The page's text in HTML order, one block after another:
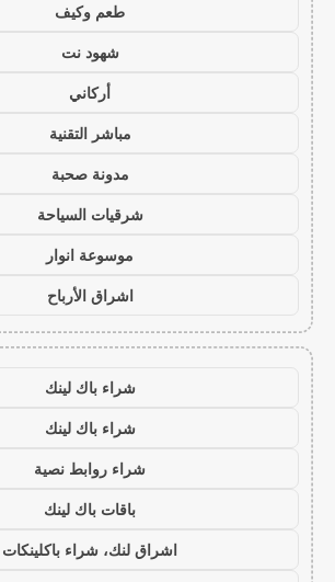
طعم وكيف
شهود نت
أركاني
مباشر التقنية
مدونة صحبة
شرقيات السياحة
موسوعة انوار
اشراق الأرباح
شراء باك لينك
شراء باك لينك
شراء روابط نصية
باقات باك لينك
اشراق لنك، شراء باكلينكات